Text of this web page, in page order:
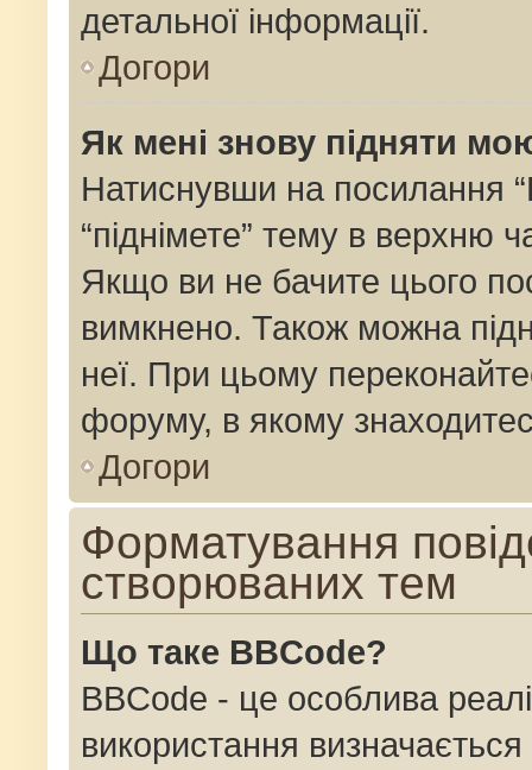
детальної інформації.
Догори
Як мені знову підняти
Натиснувши на посилання
“піднімете” тему в верхню
Якщо ви не бачите цього
вимкнено. Також можна
неї. При цьому
форуму, в якому
Догори
Форматування
створюваних тем
Що таке BBCode?
BBCode - це особлива
використання